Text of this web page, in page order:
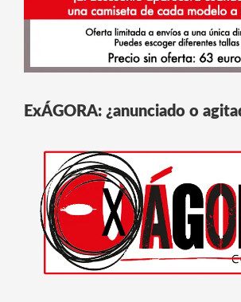
ExÁGORA: ¿anunciado o